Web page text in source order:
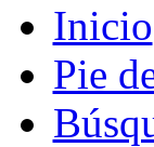
Inicio
Pie